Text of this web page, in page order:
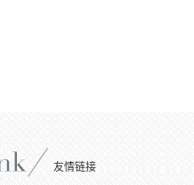
友情链接